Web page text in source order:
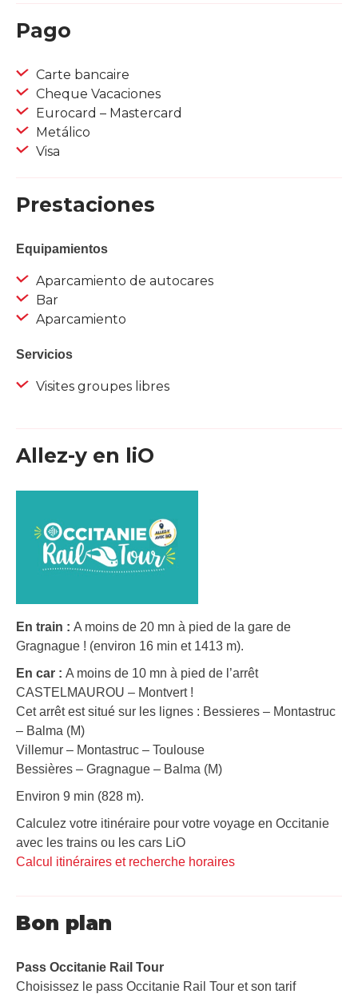
Pago
Carte bancaire
Cheque Vacaciones
Eurocard – Mastercard
Metálico
Visa
Prestaciones
Equipamientos
Aparcamiento de autocares
Bar
Aparcamiento
Servicios
Visites groupes libres
Allez-y en liO
En train : A moins de 20 mn à pied de la gare de
Gragnague ! (environ 16 min et 1413 m).
En car : A moins de 10 mn à pied de l’arrêt
CASTELMAUROU – Montvert !
Cet arrêt est situé sur les lignes : Bessieres – Montastruc
– Balma (M)
Villemur – Montastruc – Toulouse
Bessières – Gragnague – Balma (M)
Environ 9 min (828 m).
Calculez votre itinéraire pour votre voyage en Occitanie
avec les trains ou les cars LiO
Calcul itinéraires et recherche horaires
Bon plan
Pass Occitanie Rail Tour​
Choisissez le pass Occitanie Rail Tour et son tarif